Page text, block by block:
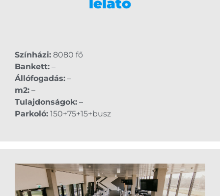
Színházi: 8080 fő
Bankett: –
Állófogadás: –
m2: –
Tulajdonságok: –
Parkoló: 150+75+15+busz